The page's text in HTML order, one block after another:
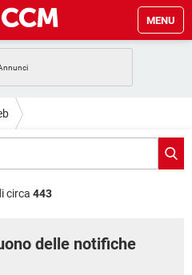
MENU
WHATSAPP
FACEBOOK
FACEBOOK
GAMING
ANDROID
ANDROID
circa 443
delle notifiche